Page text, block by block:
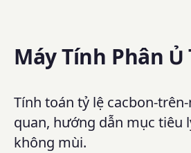
Máy Tính Phân Ủ
Tính toán tỷ lệ cacbon-
quan, hướng dẫn mục tiêu
không mùi.